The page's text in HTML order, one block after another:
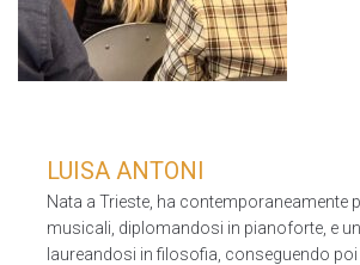
LUISA ANTONI
Nata a Trieste, ha contemporaneamente
musicali, diplomandosi in pianoforte, e
laureandosi in filosofia, conseguendo poi